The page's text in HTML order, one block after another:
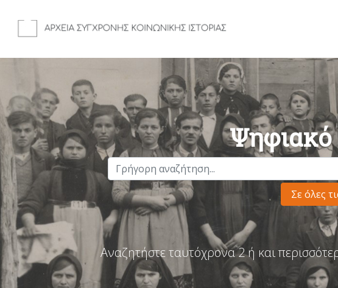
Ψηφιακό
Αναζητήστε ταυτόχρονα 2 ή και